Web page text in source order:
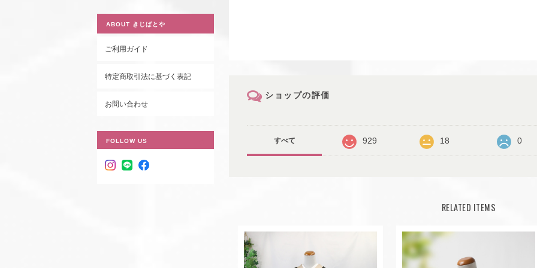
ショップの評価
すべて 929 18 0
RELATED ITEMS
ABOUT きじばとや
ご利用ガイド
特定商取引法に基づく表記
お問い合わせ
FOLLOW US